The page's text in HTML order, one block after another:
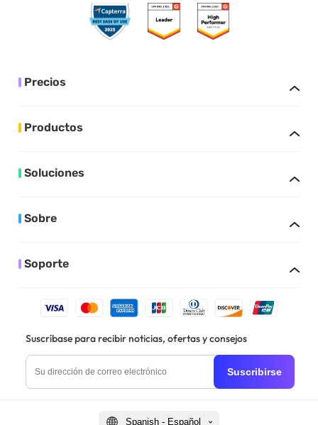
Precios
Productos
Soluciones
Sobre
Soporte
Suscríbase para recibir noticias, ofertas y consejos
Suscribirse
Spanish - Español